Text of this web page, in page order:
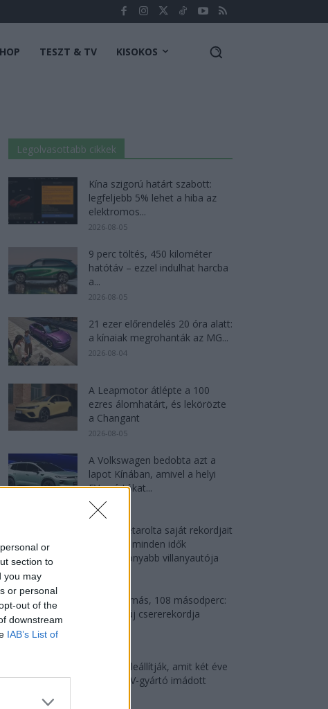
or
section to
you may
or personal
out of the
downstream
IAB’s List of
TESZT & TV KISOKOS
Legolvasottabb cikkek
Kína szigorú határt szabott:
legfeljebb 5% lehet a hiba az
elektromos...
2026-08-05
9 perc töltés, 450 kilométer
hatótáv – ezzel indulhat harcba
a...
2026-08-05
21 ezer előrendelés 20 óra alatt:
a kínaiak megrohanták az MG...
2026-08-04
A Leapmotor átlépte a 100
ezres álomhatárt, és lekörözte
a Changant
2026-08-05
A Volkswagen bedobta azt a
lapot Kínában, amivel a helyi
EV-gyártókat...
2026-08-04
Az Audi letarolta saját rekordjait
— készül minden idők
leghatékonyabb villanyautója
4000 állomás, 108 másodperc:
itt a Nio új csererekordja
A kínaiak leállítják, amit két éve
minden EV-gyártó imádott